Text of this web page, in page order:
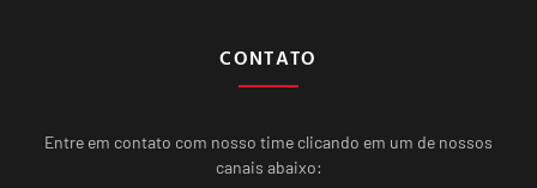
CONTATO
Entre em contato com nosso time clicando em um de nossos
canais abaixo: